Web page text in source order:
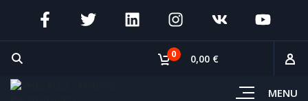
MENU
0 0,00 €